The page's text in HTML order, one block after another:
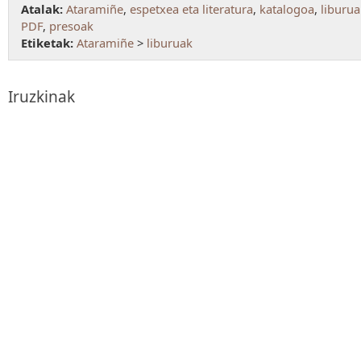
Atalak: Ataramiñe, espetxea eta literatura, katalogoa,
PDF, presoak
Etiketak: Ataramiñe > liburuak
Iruzkinak